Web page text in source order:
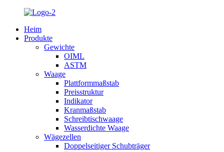
Heim
Produkte
Gewichte
OIML
ASTM
Waage
Plattformmaßstab
Preisstruktur
Indikator
Kranmaßstab
Schreibtischwaage
Wasserdichte Waage
Wägezellen
Doppelseitiger Schubträger